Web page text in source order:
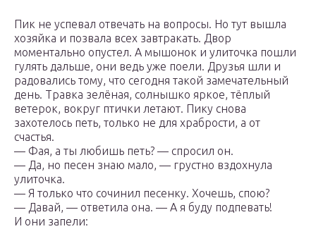
Пик не успевал отвечать на вопросы. Но тут вышла
хозяйка и позвала всех завтракать. Двор
моментально опустел. А мышонок и улиточка пошли
гулять дальше, они ведь уже поели. Друзья шли и
радовались тому, что сегодня такой замечательный
день. Травка зелёная, солнышко яркое, тёплый
ветерок, вокруг птички летают. Пику снова
захотелось петь, только не для храбрости, а от
счастья.
— Фая, а ты любишь петь? — спросил он.
— Да, но песен знаю мало, — грустно вздохнула
улиточка.
— Я только что сочинил песенку. Хочешь, спою?
— Давай, — ответила она. — А я буду подпевать!
И они запели: